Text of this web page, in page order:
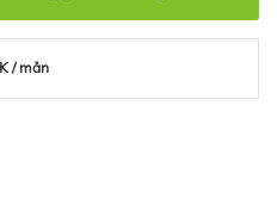
/ mån